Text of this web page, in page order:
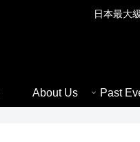
日本最大
About Us